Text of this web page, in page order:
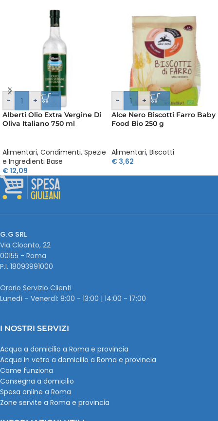
- +
Alberti Olio Extra Vergine Di
Oliva Italiano 750 ml
Alimentari, Condimenti, Spezie
e Ingredienti Base
€12,09
- +
Alce Nero Biscotti Farro Baby
Food Bio 250 g
Alimentari, Biscotti
€ 3,62
G.G SRL
Via Cloanto, 22
00155 - Roma
P.I. ‭18093991000
Orario Servizio Clienti
Lunedì – Venerdì: 8:00 - 13:00 | 14:00 - 17:00
I NOSTRI SERVIZI
Acqua a domicilio a Roma e provincia
Acqua in vetro a domicilio a Roma e provincia
Come funziona
Consegna a domicilio
Spesa online a Roma
Zone servite a Roma e provincia